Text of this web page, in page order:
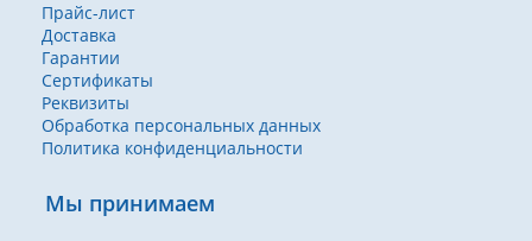
Прайс-лист
Доставка
Гарантии
Сертификаты
Реквизиты
Обработка персональных данных
Политика конфиденциальности
Мы принимаем